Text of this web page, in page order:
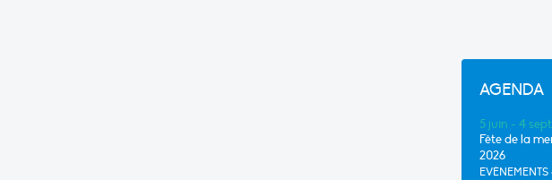
AGENDA
5 juin - 4
Fête de la
2026
EVÈNEMENTS